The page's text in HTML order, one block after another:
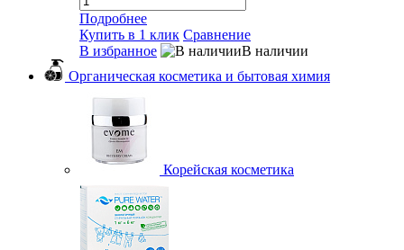
Подробнее
Купить в 1 клик Сравнение
В избранное
В наличии
Органическая косметика и бытовая химия
Корейская косметика